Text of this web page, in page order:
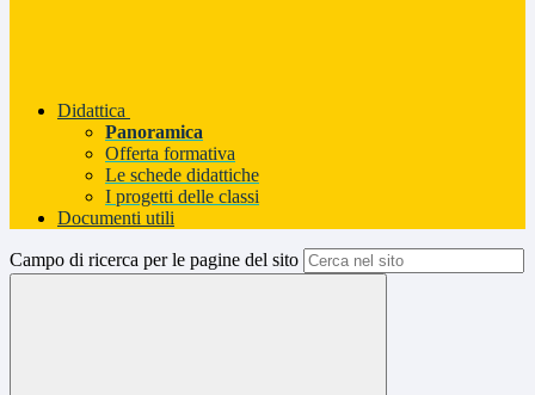
Didattica
Panoramica
Offerta formativa
Le schede didattiche
I progetti delle classi
Documenti utili
Campo di ricerca per le pagine del sito